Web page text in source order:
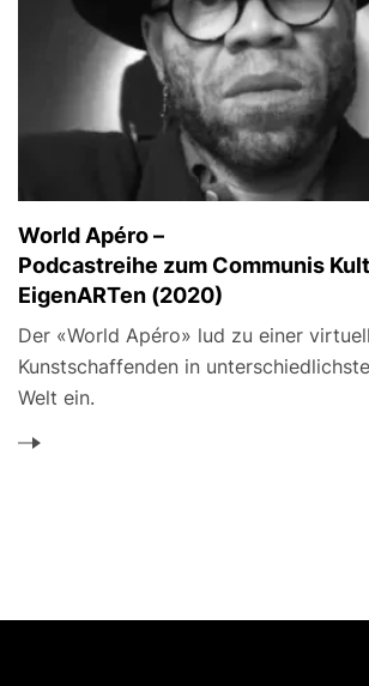
World Apéro –
Podcastreihe zum Communis
EigenARTen (2020)
Der «World Apéro» lud zu einer
Kunstschaffenden in
Welt ein.